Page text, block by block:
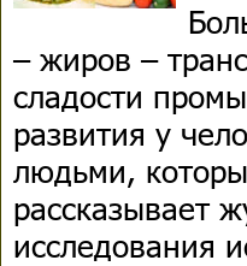
– жиров –
сладости
развития у
людьми,
рассказывает
исследования